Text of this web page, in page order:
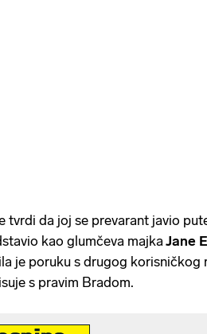
tvrdi da joj se prevarant javio
kao glumčeva majka Jane
je poruku s drugog korisničkog
s pravim Bradom.